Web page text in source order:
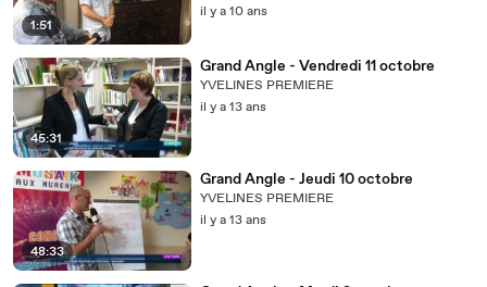
1:51
il y a 10 ans
45:31
Grand Angle - Vendredi 11 octobre
YVELINES PREMIERE
il y a 13 ans
48:33
Grand Angle - Jeudi 10 octobre
YVELINES PREMIERE
il y a 13 ans